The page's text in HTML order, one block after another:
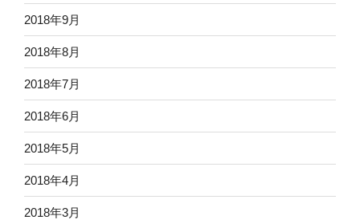
2018年9月
2018年8月
2018年7月
2018年6月
2018年5月
2018年4月
2018年3月